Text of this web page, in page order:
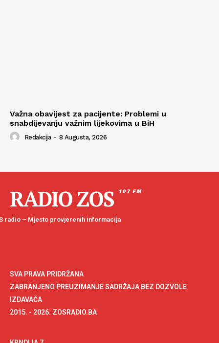
Važna obavijest za pacijente: Problemi u
snabdijevanju važnim lijekovima u BiH
Redakcija - 8 Augusta, 2026
RADIO ZOS 107 FM
radio – Mjesto provjerenih informacija
SVA PRAVA PRIDRŽANA
ZABRANJENO PREUZIMANJE SADRŽAJA BEZ DOZVOLE
IZDAVAČA
2015. - 2026. ZOSRADIO.BA